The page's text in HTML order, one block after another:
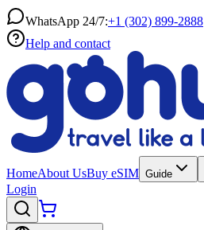
WhatsApp 24/7:+1 (302) 899-2888
Help and contact
HomeAbout UsBuy eSIM Guide
Login